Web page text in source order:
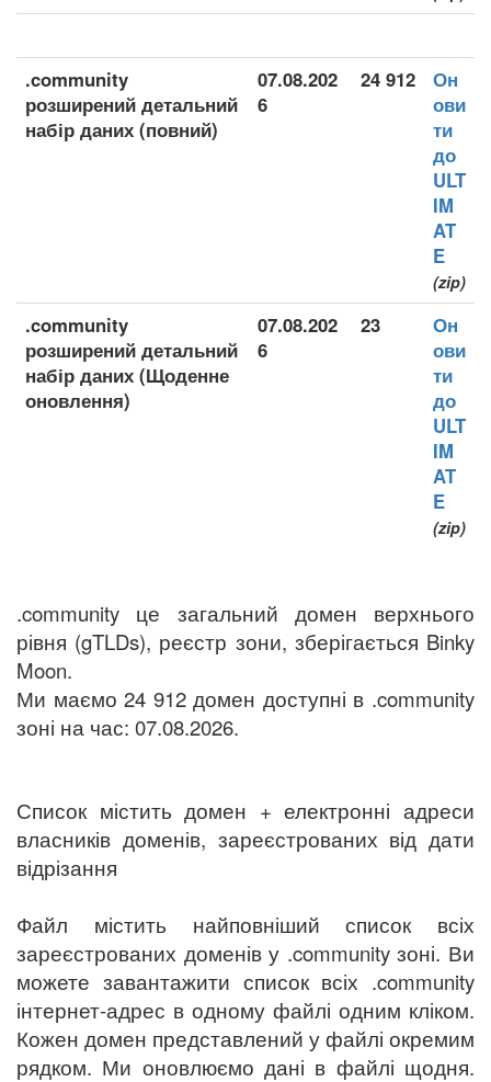
.community
розширений детальний
набір даних (повний)
07.08.202
6
24 912
Он
ови
ти
до
ULT
IM
AT
E
(zip)
.community
розширений детальний
набір даних (Щоденне
оновлення)
07.08.202
6
23
Он
ови
ти
до
ULT
IM
AT
E
(zip)
.community це загальний домен верхнього
рівня (gTLDs), реєстр зони, зберігається Binky
Moon.
Ми маємо 24 912 домен доступні в .community
зоні на час: 07.08.2026.
Список містить домен + електронні адреси
власників доменів, зареєстрованих від дати
відрізання
Файл містить найповніший список всіх
зареєстрованих доменів у .community зоні. Ви
можете завантажити список всіх .community
інтернет-адрес в одному файлі одним кліком.
Кожен домен представлений у файлі окремим
рядком. Ми оновлюємо дані в файлі щодня.